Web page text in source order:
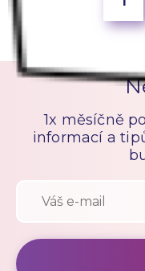
1x měsíčně
informací a